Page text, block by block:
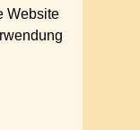
Website